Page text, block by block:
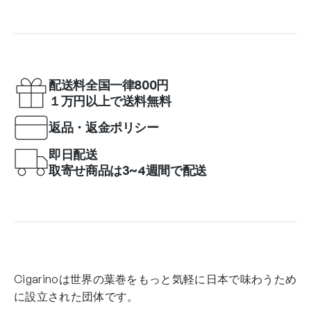
配送料全国一律800円
１万円以上で送料無料
返品・返金ポリシー
即日配送
取寄せ商品は3~4週間で配送
Cigarinoは世界の葉巻をもっと気軽に日本で味わうため
に設立された団体です。